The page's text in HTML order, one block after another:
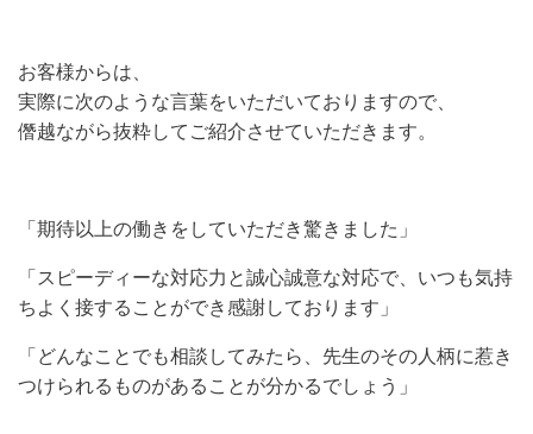
お客様からは、
実際に次のような言葉をいただいておりますので、
僭越ながら抜粋してご紹介させていただきます。
「期待以上の働きをしていただき驚きました」
「 スピーディーな対応力と誠心誠意な対応で、いつも気持
ちよく接することができ感謝しております」
「どんなことでも相談してみたら、先生のその人柄に惹き
つけられるものがあることが分かるでしょう」